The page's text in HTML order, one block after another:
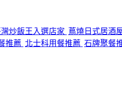
炒飯王入選店家 蔦燒日式居酒
推薦 北士科用餐推薦 石牌聚餐